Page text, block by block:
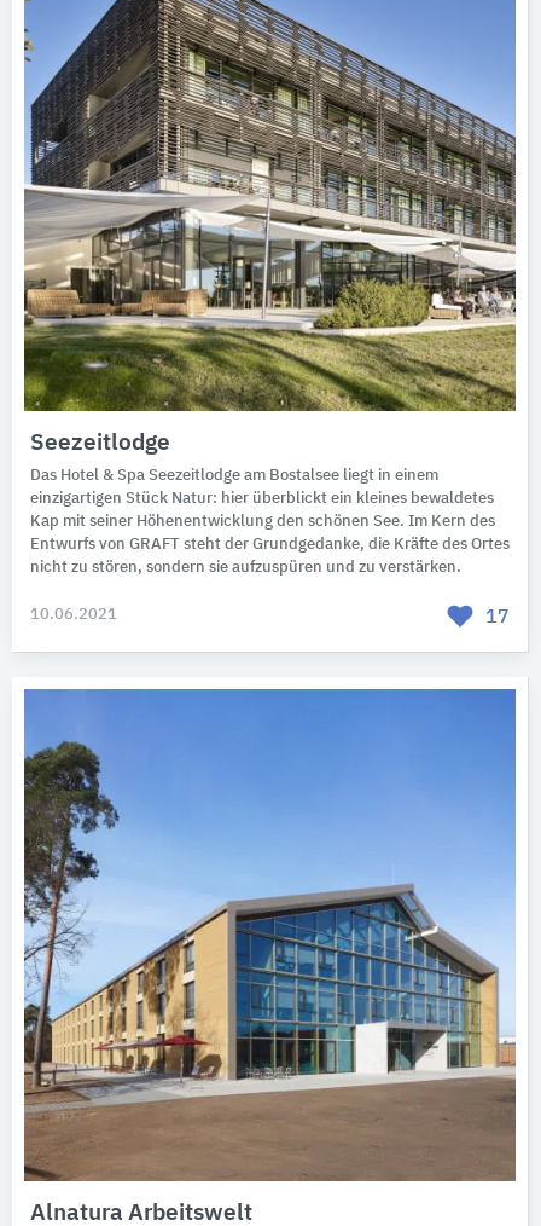
Seezeitlodge
Das Hotel & Spa Seezeitlodge am Bostalsee liegt in einem
einzigartigen Stück Natur: hier überblickt ein kleines bewaldetes
Kap mit seiner Höhenentwicklung den schönen See. Im Kern des
Entwurfs von GRAFT steht der Grundgedanke, die Kräfte des Ortes
nicht zu stören, sondern sie aufzuspüren und zu verstärken.
10.06.2021 17
Alnatura Arbeitswelt